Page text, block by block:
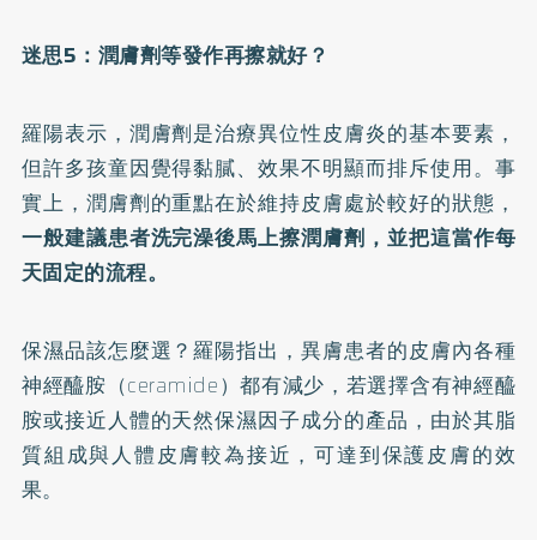
迷思5：潤膚劑等發作再擦就好？
羅陽表示，潤膚劑是治療異位性皮膚炎的基本要素，
但許多孩童因覺得黏膩、效果不明顯而排斥使用。事
實上，潤膚劑的重點在於維持皮膚處於較好的狀態，
一般建議患者洗完澡後馬上擦潤膚劑，並把這當作每
天固定的流程。
保濕品該怎麼選？羅陽指出，異膚患者的皮膚內各種
神經醯胺（ceramide）都有減少，若選擇含有神經醯
胺或接近人體的天然保濕因子成分的產品，由於其脂
質組成與人體皮膚較為接近，可達到保護皮膚的效
果。